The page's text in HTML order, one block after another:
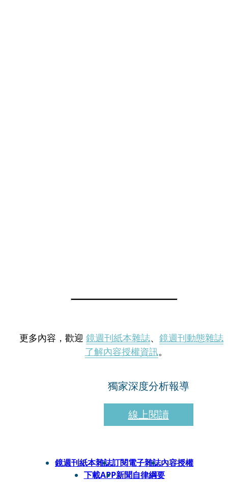
更多內容，歡迎 鏡週刊紙本雜誌、 鏡週刊動態雜誌
了解內容授權資訊。
獨家深度分析報導
線上閱讀
鏡週刊紙本雜誌訂閱電子雜誌內容授權
下載APP新聞自律綱要